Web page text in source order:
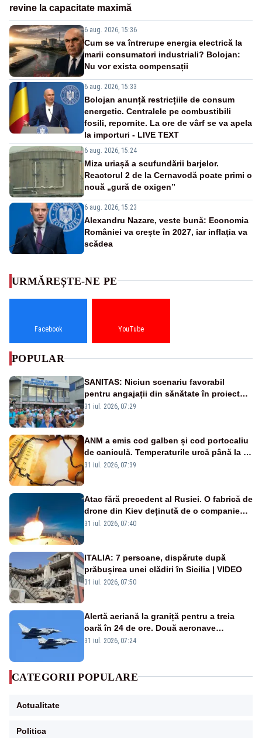
revine la capacitate maximă
6 aug. 2026, 15:36
Cum se va întrerupe energia electrică la
marii consumatori industriali? Bolojan:
Nu vor exista compensații
6 aug. 2026, 15:33
Bolojan anunță restricțiile de consum
energetic. Centralele pe combustibili
fosili, repornite. La ore de vârf se va apela
la importuri - LIVE TEXT
6 aug. 2026, 15:24
Miza uriașă a scufundării barjelor.
Reactorul 2 de la Cernavodă poate primi o
nouă „gură de oxigen”
6 aug. 2026, 15:23
Alexandru Nazare, veste bună: Economia
României va crește în 2027, iar inflația va
scădea
URMĂREȘTE-NE PE
Facebook YouTube
POPULAR
SANITAS: Niciun scenariu favorabil
pentru angajații din sănătate în proiectul
Legii salarizării
31 iul. 2026, 07:29
ANM a emis cod galben și cod portocaliu
de caniculă. Temperaturile urcă până la 38
de grade, iar nopțile devin tropicale
31 iul. 2026, 07:39
Atac fără precedent al Rusiei. O fabrică de
drone din Kiev deținută de o companie
americană, distrusă de o rachetă
31 iul. 2026, 07:40
ITALIA: 7 persoane, dispărute după
prăbușirea unei clădiri în Sicilia | VIDEO
31 iul. 2026, 07:50
Alertă aeriană la graniță pentru a treia
oară în 24 de ore. Două aeronave
Eurofighter britanice au fost ridicate de la
31 iul. 2026, 07:24
CATEGORII POPULARE
Actualitate
Politica